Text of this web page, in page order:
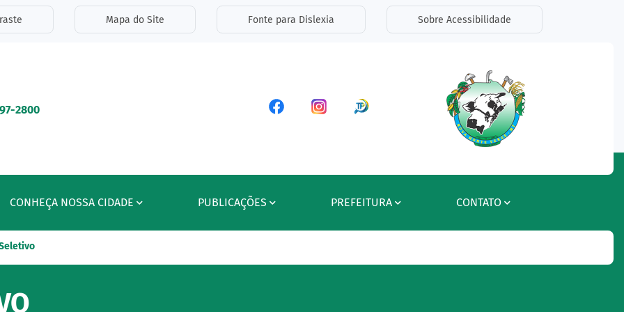
de acessibilidade
Mapa do Site Fonte para Dislexia Sobre Acessibilidade
2800 Acessar a Rede Social Facebook
Acessar a Rede Social Instagram
Acessar a Rede Social Radar
CONHEÇA NOSSA CIDADE PUBLICAÇÕES PREFEITURA CONTATO